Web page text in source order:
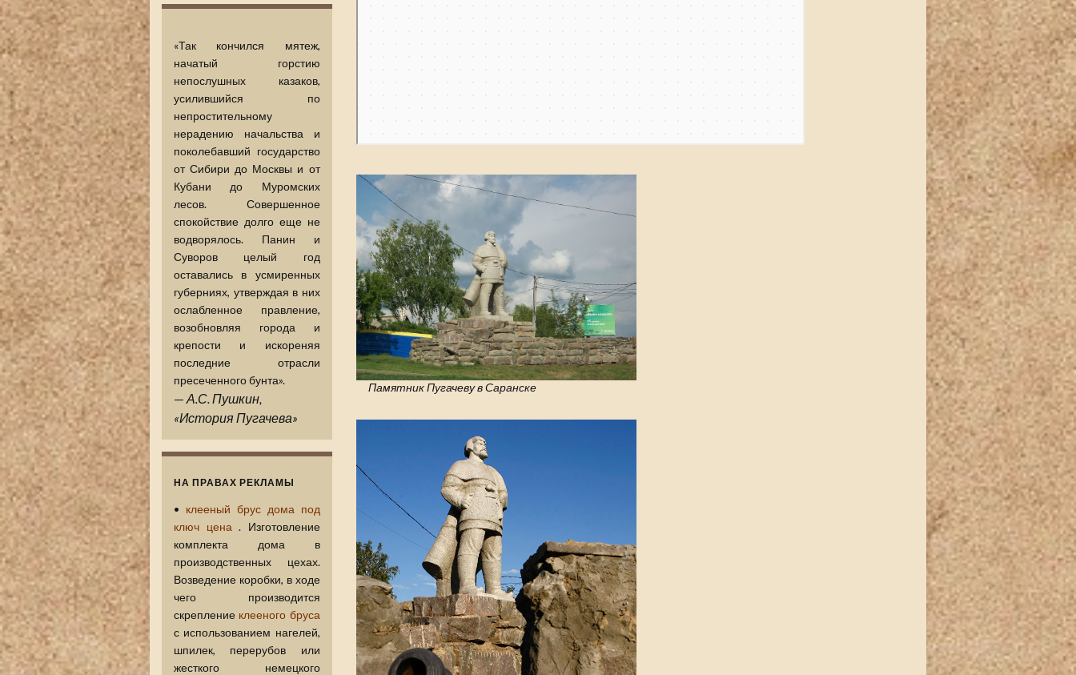
«Так кончился мятеж,
начатый горстию
непослушных казаков,
усилившийся по
непростительному
нерадению начальства и
поколебавший государство
от Сибири до Москвы и от
Кубани до Муромских
лесов. Совершенное
спокойствие долго еще не
водворялось. Панин и
Суворов целый год
оставались в усмиренных
губерниях, утверждая в них
ослабленное правление,
возобновляя города и
крепости и искореняя
последние отрасли
пресеченного бунта».
— А.С. Пушкин,
«История Пугачева»
НА ПРАВАХ РЕКЛАМЫ
• клееный брус дома под
ключ цена . Изготовление
комплекта дома в
производственных цехах.
Возведение коробки, в ходе
чего производится
скрепление клееного бруса
с использованием нагелей,
шпилек, перерубов или
жесткого немецкого
Памятник Пугачеву в Саранске